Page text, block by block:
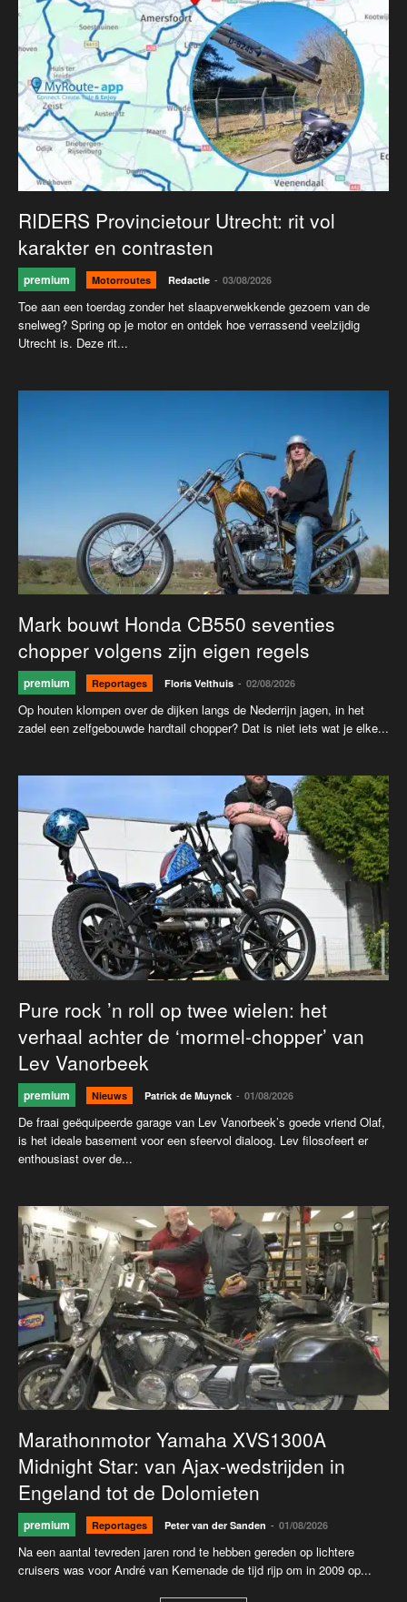
RIDERS Provincietour Utrecht: rit vol
karakter en contrasten
premium Motorroutes Redactie - 03/08/2026
Toe aan een toerdag zonder het slaapverwekkende gezoem van de
snelweg? Spring op je motor en ontdek hoe verrassend veelzijdig
Utrecht is. Deze rit...
Mark bouwt Honda CB550 seventies
chopper volgens zijn eigen regels
premium Reportages Floris Velthuis - 02/08/2026
Op houten klompen over de dijken langs de Nederrijn jagen, in het
zadel een zelfgebouwde hardtail chopper? Dat is niet iets wat je elke...
Pure rock ’n roll op twee wielen: het
verhaal achter de ‘mormel-chopper’ van
Lev Vanorbeek
premium Nieuws Patrick de Muynck - 01/08/2026
De fraai geëquipeerde garage van Lev Vanorbeek’s goede vriend Olaf,
is het ideale basement voor een sfeervol dialoog. Lev filosofeert er
enthousiast over de...
Marathonmotor Yamaha XVS1300A
Midnight Star: van Ajax-wedstrijden in
Engeland tot de Dolomieten
premium Reportages Peter van der Sanden - 01/08/2026
Na een aantal tevreden jaren rond te hebben gereden op lichtere
cruisers was voor André van Kemenade de tijd rijp om in 2009 op...